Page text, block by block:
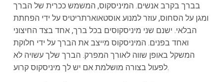
בברך בקרב אנשים. המיניסקוס, המשמש ככרית של הברך
ומגן על הסחוס, עוזר למנוע אוסטאוארתריטיס על ידי הפחתת
הבלאי. ישנם שני מיניסקוסים בכל ברך, אחד בצד החיצוני
ואחד בפנים. המיניסקוס מייצב את הברך על ידי חלוקת
המשקל באופן שווה לאורך המפרק. הברך שלך עשויה לא
לפעול בצורה מושלמת אם יש לך מיניסקוס קרוע.